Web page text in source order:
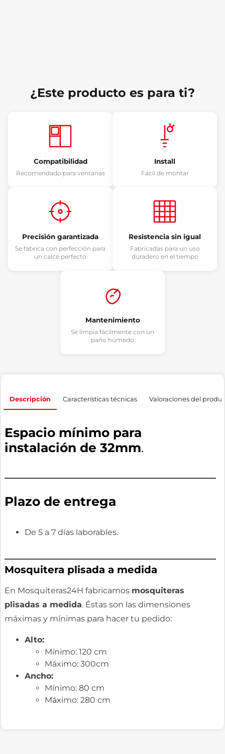
¿Este producto es para ti?
Compatibilidad
Recomendado para ventanas
Install
Fácil de montar
Precisión garantizada
Se fabrica con perfección para
un calce perfecto
Resistencia sin igual
Fabricadas para un uso
duradero en el tiempo
Mantenimiento
Se limpia fácilmente con un
paño húmedo
Descripción Características técnicas Valoraciones del
Espacio mínimo para
instalación de 32mm.
Plazo de entrega
De 5 a 7 días laborables.
Mosquitera plisada a medida
En Mosquiteras24H fabricamos mosquiteras
plisadas a medida. Éstas son las dimensiones
máximas y mínimas para hacer tu pedido:
Alto:
Mínimo: 120 cm
Máximo: 300cm
Ancho:
Mínimo: 80 cm
Máximo: 280 cm